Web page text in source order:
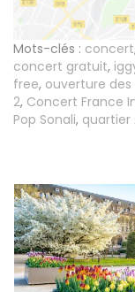
Mots-clés : concert,
concert gratuit,
free, ouverture
2, Concert France
Pop Sonali, quartier